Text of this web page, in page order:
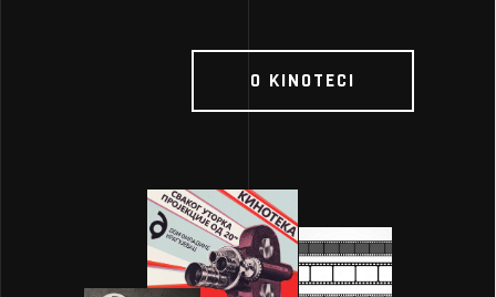
O KINOTECI